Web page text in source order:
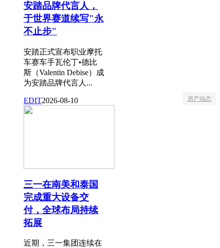
安踏品牌代言人，
于世界赛道续写"永
不止步"
安踏正式宣布职业摩托
车赛车手瓦伦丁•德比
斯（Valentin Debise）成
为安踏品牌代言人...
EDIT2026-08-10 房产动态
三一在南美和泰国
完成重大设备交
付，全球布局持续
拓展
近期，三一集团连续在